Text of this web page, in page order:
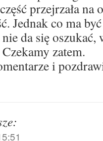
przejrzała na
Jednak co ma
da się oszukać,
zatem.
i